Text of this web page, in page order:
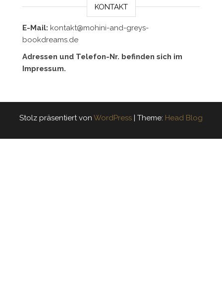
KONTAKT
E-Mail: kontakt@mohini-and-greys-
bookdreams.de
Adressen und Telefon-Nr. befinden sich im
Impressum.
Stolz präsentiert von WordPress | Theme: Head Blog